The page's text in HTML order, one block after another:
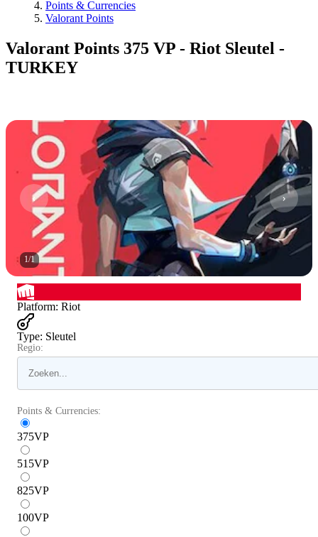
Points & Currencies
Valorant Points
Valorant Points 375 VP - Riot Sleutel -
TURKEY
1/1
Platform: Riot
Type: Sleutel
Regio:
Points & Currencies:
375VP
515VP
825VP
100VP